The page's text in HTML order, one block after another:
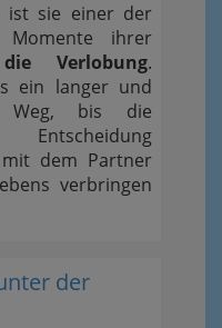
ist sie einer der
Momente ihrer
die Verlobung.
ein langer und
Weg, bis die
dem Partner
verbringen
der